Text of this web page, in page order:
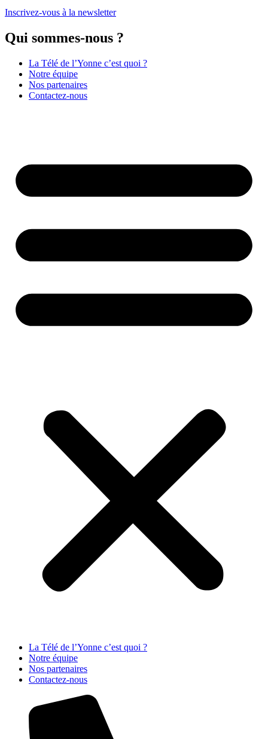
Inscrivez-vous à la newsletter
Qui sommes-nous ?
La Télé de l’Yonne c’est quoi ?
Notre équipe
Nos partenaires
Contactez-nous
La Télé de l’Yonne c’est quoi ?
Notre équipe
Nos partenaires
Contactez-nous